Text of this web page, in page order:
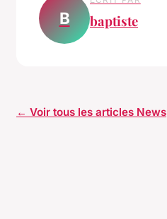
B baptiste
← Voir tous les articles News